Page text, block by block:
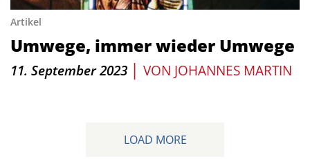
Artikel
Umwege, immer wieder Umwege
11. September 2023 | VON JOHANNES MARTIN
LOAD MORE